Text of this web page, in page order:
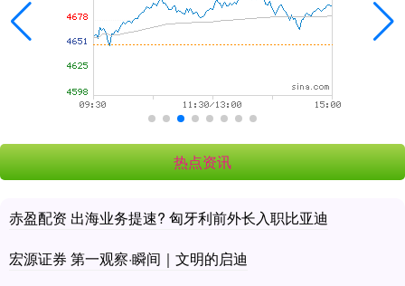
热点资讯
赤盈配资 出海业务提速? 匈牙利前外长入职比亚迪
宏源证券 第一观察·瞬间｜文明的启迪